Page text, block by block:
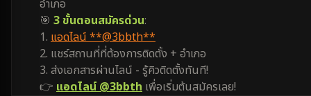
อำเภอ
🎯 3 ขั้นตอนสมัครด่วน:
1. แอดไลน์ **@3bbth**
2. แชร์สถานที่ที่ต้องการติดตั้ง + อำเภอ
3. ส่งเอกสารผ่านไลน์ - รู้คิวติดตั้งทันที!
👉 แอดไลน์ @3bbth เพื่อเริ่มต้นสมัครเลย!